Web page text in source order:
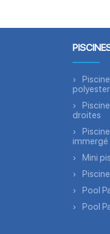
polyester
droites
immergé
Mini
Pool
Pool